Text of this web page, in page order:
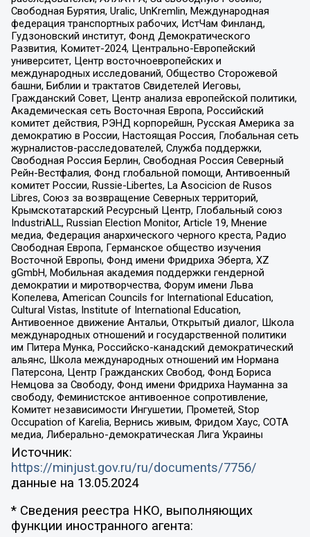
Свободная Бурятия, Uralic, UnKremlin, Международная
федерация транспортных рабочих, ИстЧам Финланд,
Гудзоновский институт, Фонд Демократического
Развития, Комитет-2024, Центрально-Европейский
университет, Центр восточноевропейских и
международных исследований, Общество Сторожевой
башни, Библии и трактатов Свидетелей Иеговы,
Гражданский Совет, Центр анализа европейской политики,
Академическая сеть Восточная Европа, Российский
комитет действия, РЭНД корпорейшн, Русская Америка за
демократию в России, Настоящая Россия, Глобальная сеть
журналистов-расследователей, Служба поддержки,
Свободная Россия Берлин, Свободная Россия Северный
Рейн-Вестфалия, Фонд глобальной помощи, Антивоенный
комитет России, Russie-Libertes, La Asocicion de Rusos
Libres, Союз за возвращение Северных территорий,
Крымскотатарский Ресурсный Центр, Глобальный союз
IndustriALL, Russian Election Monitor, Article 19, Мнение
медиа, Федерация анархического черного креста, Радио
Свободная Европа, Германское общество изучения
Восточной Европы, Фонд имени Фридриха Эберта, XZ
gGmbH, Мобильная академия поддержки гендерной
демократии и миротворчества, Форум имени Льва
Копелева, American Councils for International Education,
Cultural Vistas, Institute of International Education,
Антивоенное движение Антальи, Открытый диалог, Школа
международных отношений и государственной политики
им Питера Мунка, Российско-канадский демократический
альянс, Школа международных отношений им Нормана
Патерсона, Центр Гражданских Свобод, Фонд Бориса
Немцова за Свободу, Фонд имени Фридриха Науманна за
свободу, Феминистское антивоенное сопротивление,
Комитет независимости Ингушетии, Прометей, Stop
Occupation of Karelia, Вернись живым, Фридом Хаус, СОТА
медиа, Либерально-демократическая Лига Украины
Источник:
https://minjust.gov.ru/ru/documents/7756/
данные на 13.05.2024
* Сведения реестра НКО, выполняющих
функции иностранного агента: